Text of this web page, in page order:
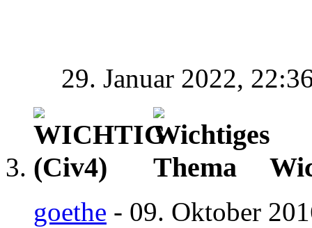
29. Januar 2022,
goethe - 09. Oktober